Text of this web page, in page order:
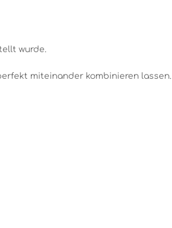
wurde.
miteinander kombinieren lassen.